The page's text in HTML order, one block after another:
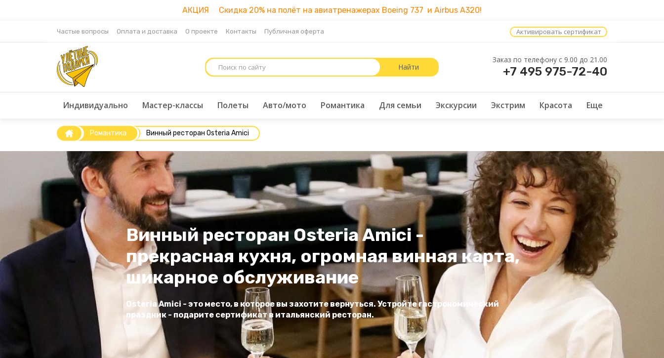
АКЦИЯ Скидка 20% на полёт на авиатренажерах Boeing 737 и Airbus A320!
Заказ по телефону c 9.00 до 21.00
+7 495 975-72-40
Активировать сертификат
Индивидуально Мастер-классы Полеты Авто/мото Романтика Для семьи Экскурсии Экстрим Красота Еще
Частые вопросы Оплата и доставка О проекте Контакты Публичная оферта
Романтика Винный ресторан Osteria Amici
Винный ресторан Osteria Amici -
прекрасная кухня, огромная винная карта,
шикарное обслуживание
Osteria Amici - это место, в которое вы захотите вернуться. Устройте гастрономический
праздник - подарите сертификат в итальянский ресторан.